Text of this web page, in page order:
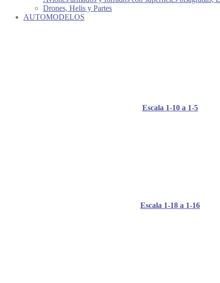
Drones, Helis y Partes
AUTOMODELOS
Escala 1-10 a 1-5
Escala 1-18 a 1-16